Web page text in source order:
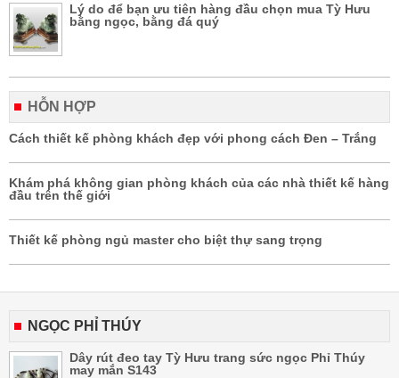
Lý do để bạn ưu tiên hàng đầu chọn mua Tỳ Hưu
bằng ngọc, bằng đá quý
HỖN HỢP
Cách thiết kế phòng khách đẹp với phong cách Đen – Trắng
Khám phá không gian phòng khách của các nhà thiết kế hàng
đầu trên thế giới
Thiết kế phòng ngủ master cho biệt thự sang trọng
NGỌC PHỈ THÚY
Dây rút đeo tay Tỳ Hưu trang sức ngọc Phỉ Thúy
may mắn S143